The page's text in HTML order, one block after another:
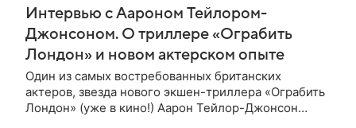
Интервью с Аароном Тейлором-
Джонсоном. О триллере «Ограбить
Лондон» и новом актерском опыте
Один из самых востребованных британских
актеров, звезда нового экшен-триллера «Ограбить
Лондон» (уже в кино!) Аарон Тейлор-Джонсон